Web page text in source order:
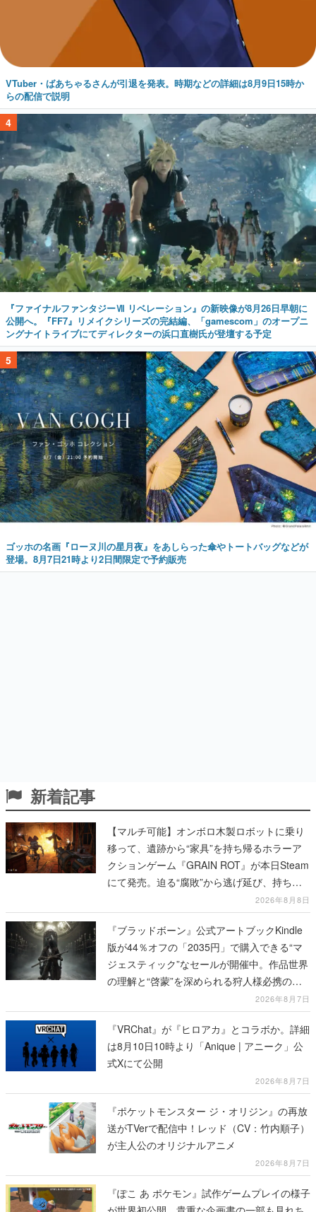
VTuber・ばあちゃるさんが引退を発表。時期などの詳細は8月9日15時か
らの配信で説明
4
『ファイナルファンタジーⅦ リベレーション』の新映像が8月26日早朝に
公開へ。『FF7』リメイクシリーズの完結編、「gamescom」のオープニ
ングナイトライブにてディレクターの浜口直樹氏が登壇する予定
5
ゴッホの名画『ローヌ川の星月夜』をあしらった傘やトートバッグなどが
登場。8月7日21時より2日間限定で予約販売
新着記事
【マルチ可能】オンボロ木製ロボットに乗り
移って、遺跡から“家具”を持ち帰るホラーア
クションゲーム『GRAIN ROT』が本日Steam
にて発売。迫る“腐敗”から逃げ延び、持ち帰
2026年8月8日
『ブラッドボーン』公式アートブックKindle
版が44％オフの「2035円」で購入できる“マ
ジェスティック”なセールが開催中。作品世界
の理解と“啓蒙”を深められる狩人様必携の一
2026年8月7日
『VRChat』が『ヒロアカ』とコラボか。詳細
は8月10日10時より「Anique | アニーク」公
式Xにて公開
2026年8月7日
『ポケットモンスター ジ・オリジン』の再放
送がTVerで配信中！レッド（CV：竹内順子）
が主人公のオリジナルアニメ
2026年8月7日
『ぽこ あ ポケモン』試作ゲームプレイの様子